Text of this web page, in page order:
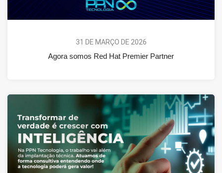
31 DE MARÇO DE 2026
Agora somos Red Hat Premier Partner